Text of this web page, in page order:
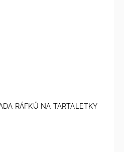
RÁFKŮ NA TARTALETKY